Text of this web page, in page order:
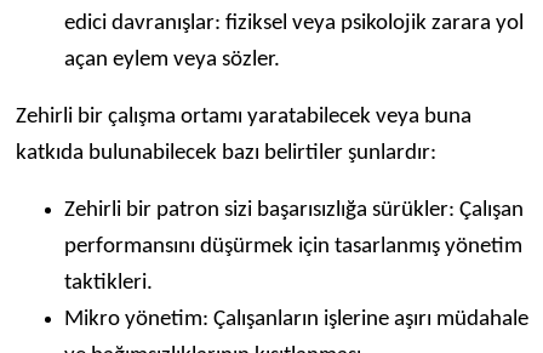
edici davranışlar: fiziksel veya psikolojik zarara yol
açan eylem veya sözler.
Zehirli bir çalışma ortamı yaratabilecek veya buna
katkıda bulunabilecek bazı belirtiler şunlardır:
Zehirli bir patron sizi başarısızlığa sürükler: Çalışan
performansını düşürmek için tasarlanmış yönetim
taktikleri.
Mikro yönetim: Çalışanların işlerine aşırı müdahale